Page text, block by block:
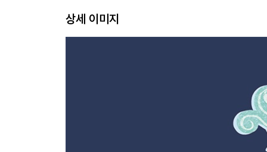
05 조총의 비밀을 밝혀라·정사준
원균을 움직인 부하│경상도 앞바다를 지켜라│일
상세 이미지